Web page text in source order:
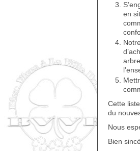
en
Cette
du
Nous
Bien